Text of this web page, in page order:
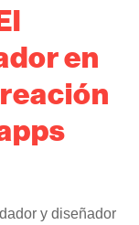
en
y diseñador